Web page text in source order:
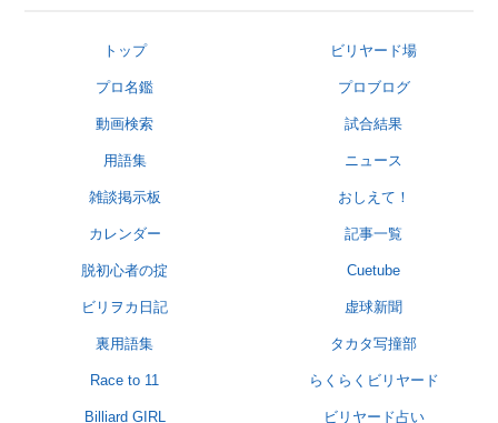
トップ ビリヤード場
プロ名鑑 プロブログ
動画検索 試合結果
用語集 ニュース
雑談掲示板 おしえて！
カレンダー 記事一覧
脱初心者の掟 Cuetube
ビリヲカ日記 虚球新聞
裏用語集 タカタ写撞部
Race to 11 らくらくビリヤード
Billiard GIRL ビリヤード占い